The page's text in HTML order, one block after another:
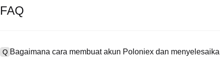
FAQ
Q Bagaimana cara membuat akun Poloniex dan